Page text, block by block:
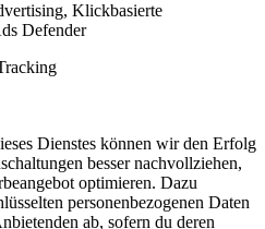
Klickbasierte
Defender
Dienstes können wir den Erfolg
besser nachvollziehen,
optimieren. Dazu
personenbezogenen Daten
ab, sofern du deren